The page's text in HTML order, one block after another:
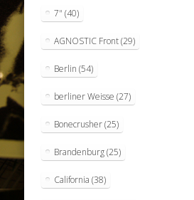
7" (40)
AGNOSTIC Front(29)
Berlin (54)
berliner Weisse (27)
Bonecrusher(25)
Brandenburg(25)
California (38)